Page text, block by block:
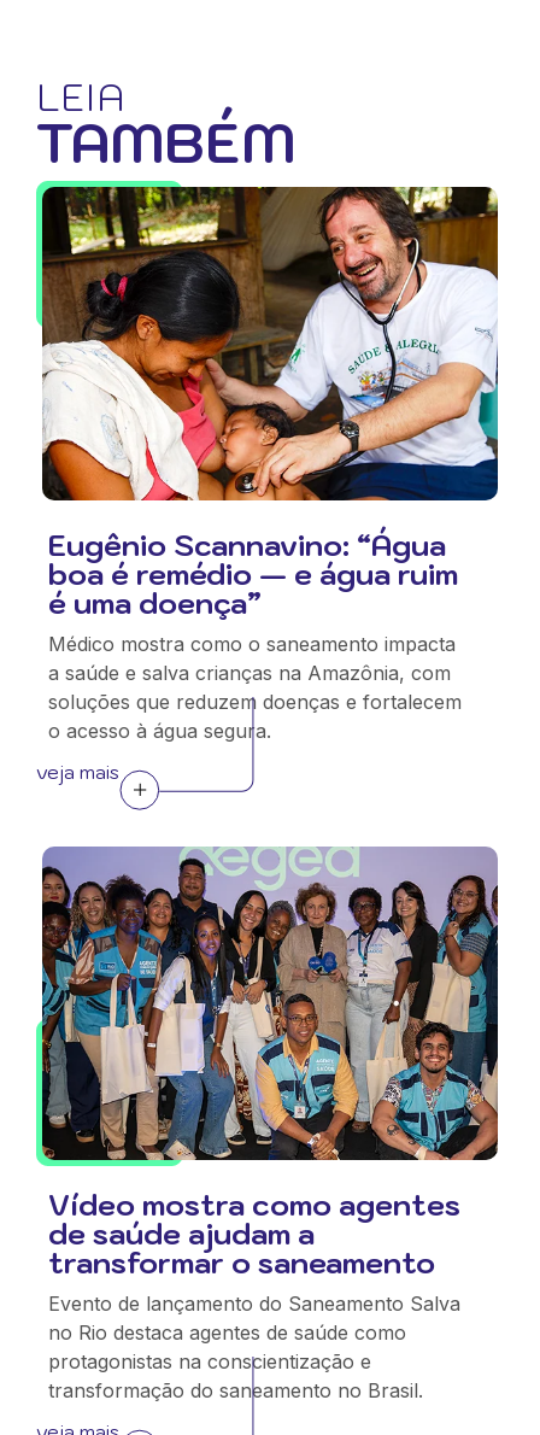
LEIA
TAMBÉM
Eugênio Scannavino: “Água
boa é remédio — e água ruim
é uma doença”
Médico mostra como o saneamento impacta
a saúde e salva crianças na Amazônia, com
soluções que reduzem doenças e fortalecem
o acesso à água segura.
veja mais
Vídeo mostra como agentes
de saúde ajudam a
transformar o saneamento
Evento de lançamento do Saneamento Salva
no Rio destaca agentes de saúde como
protagonistas na conscientização e
transformação do saneamento no Brasil.